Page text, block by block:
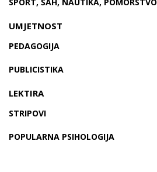
UMJETNOST
PEDAGOGIJA
PUBLICISTIKA
LEKTIRA
STRIPOVI
POPULARNA PSIHOLOGIJA